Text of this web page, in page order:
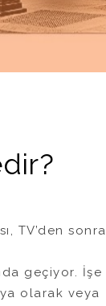
TV’den sonra
geçiyor. İşe
olarak veya